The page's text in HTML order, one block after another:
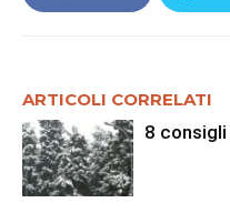
ARTICOLI CORRELATI
8